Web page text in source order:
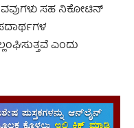
ಸಹ ನಿಕೋಟಿನ್
ಎಂದು